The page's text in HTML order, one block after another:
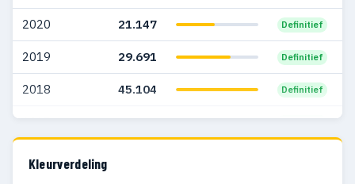
2003 6.750 718
2002 6.880 653
2001 4.479 497
1999 1.875 182
1998
2020 21.147 Definitief
2019 29.691 Definitief
2018 45.104 Definitief
2017 44.760
Kleurverdeling